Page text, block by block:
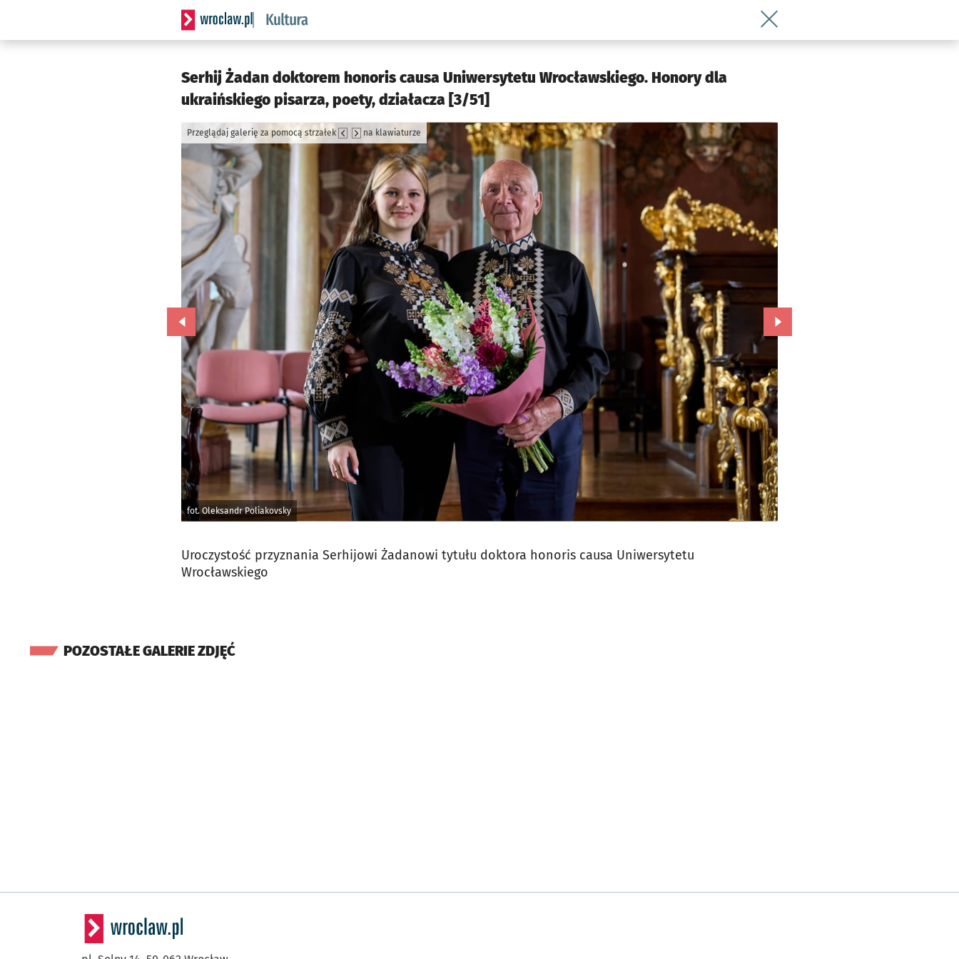
Serwis informacyjny wroclaw.pl podserwis: Kultura
Wróć do artykułu Serhij Żadan
Serhij Żadan doktorem honoris causa Uniwersytetu Wrocławskiego. Honory dla
ukraińskiego pisarza, poety, działacza [3/51]
fot. Oleksandr Poliakovsky
Przeglądaj galerię za pomocą strzałek na klawiaturze
Przejdź do poprzedniego zdjęcia. Przejdź do kolejnego zdjęcia.
Uroczystość przyznania Serhijowi Żadanowi tytułu doktora honoris causa Uniwersytetu
Wrocławskiego
POZOSTAŁE GALERIE ZDJĘĆ